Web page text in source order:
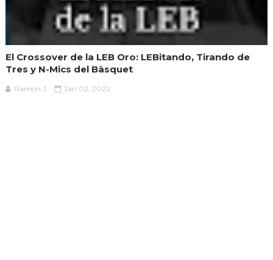
El Crossover de la LEB Oro: LEBitando, Tirando de
Tres y N-Mics del Bàsquet
Ramón J. Jan 02, 2022